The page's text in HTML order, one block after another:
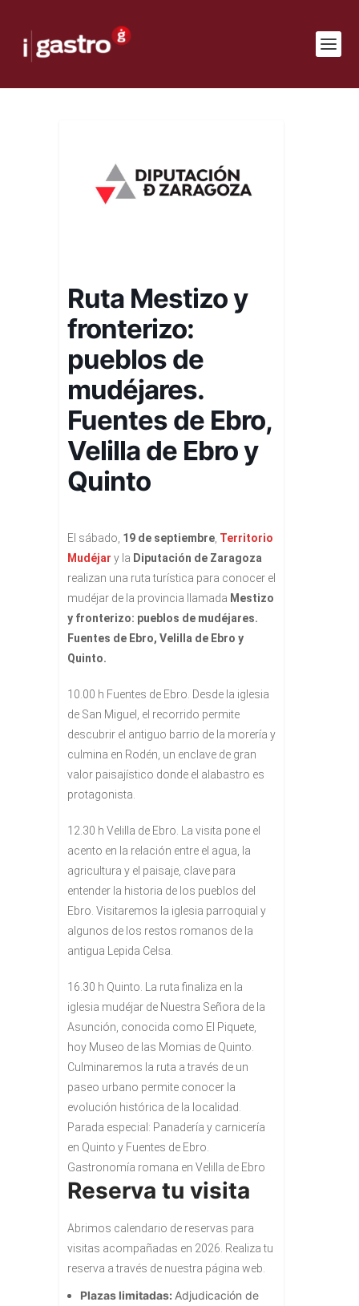
Ruta Mestizo y
fronterizo:
pueblos de
mudéjares.
Fuentes de Ebro,
Velilla de Ebro y
Quinto
El sábado, 19 de septiembre Territorio
Mudéjar y la Diputación de Zaragoza
realizan una ruta turística para conocer el
mudéjar de la provincia llamada Mestizo
y fronterizo: pueblos de mudéjares.
Fuentes de Ebro, Velilla de Ebro y
Quinto.
10.00 h Fuentes de Ebro. Desde la iglesia
de San Miguel, el recorrido permite
descubrir el antiguo barrio de la morería y
culmina en Rodén, un enclave de gran
valor paisajístico donde el alabastro es
protagonista.
12.30 h Velilla de Ebro. La visita pone el
acento en la relación entre el agua, la
agricultura y el paisaje, clave para
entender la historia de los pueblos del
Ebro. Visitaremos la iglesia parroquial y
algunos de los restos romanos de la
antigua Lepida Celsa.
16.30 h Quinto. La ruta finaliza en la
iglesia mudéjar de Nuestra Señora de la
Asunción, conocida como El Piquete,
hoy Museo de las Momias de Quinto.
Culminaremos la ruta a través de un
paseo urbano permite conocer la
evolución histórica de la localidad.
Parada especial: Panadería y carnicería
en Quinto y Fuentes de Ebro.
Gastronomía romana en Velilla de Ebro
Reserva tu visita
Abrimos calendario de reservas para
visitas acompañadas en 2026. Realiza tu
reserva a través de nuestra página web.
Plazas limitadas: Adjudicación de